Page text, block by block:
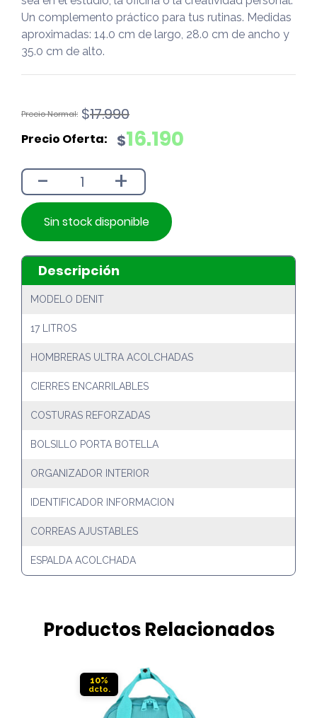
Un complemento práctico para tus rutinas. Medidas
aproximadas: 14.0 cm de largo, 28.0 cm de ancho y
35.0 cm de alto.
$17.990
El
original
$17.990.
$16.190
El
actual
$16.190.
- +
Sin stock disponible
Descripción
MODELO DENIT
17 LITROS
HOMBRERAS ULTRA ACOLCHADAS
CIERRES ENCARRILABLES
COSTURAS REFORZADAS
BOLSILLO PORTA BOTELLA
ORGANIZADOR INTERIOR
IDENTIFICADOR INFORMACION
CORREAS AJUSTABLES
ESPALDA ACOLCHADA
Productos Relacionados
10%